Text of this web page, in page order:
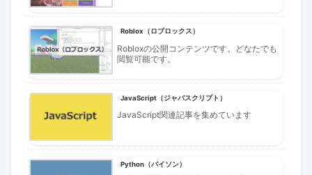
Roblox（ロブロックス）
Robloxの公開コンテンツです。どなたでも
閲覧可能です。
JavaScript（ジャバスクリプト）
JavaScript関連記事を集めています
Python（パイソン）